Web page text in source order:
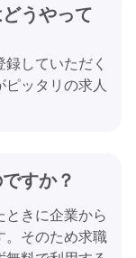
うやって
していただく
ッタリの求人
すか？
きに企業から
。そのため求職